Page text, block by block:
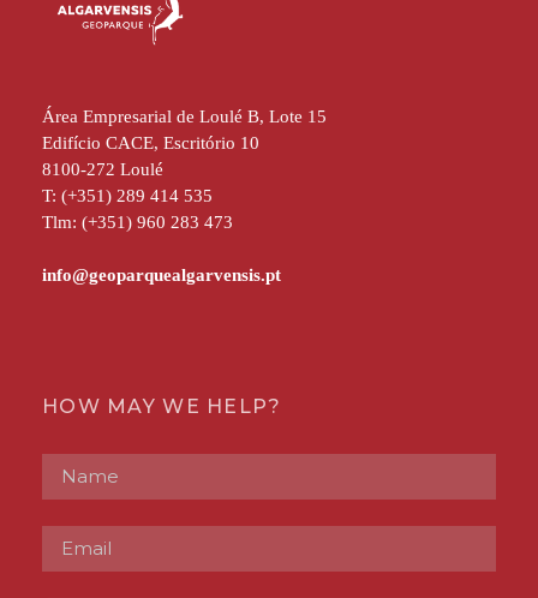
Área Empresarial de Loulé B, Lote 15
Edifício CACE, Escritório 10
8100-272 Loulé
T: (+351) 289 414 535
Tlm: (+351) 960 283 473
HOW MAY WE HELP?